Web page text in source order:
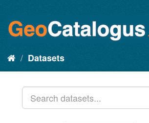
Datasets